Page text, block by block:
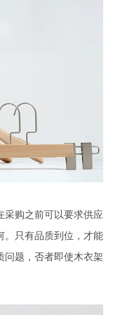
采购之前可以要求供应
。只有品质到位，才能
问题，否者即使木衣架